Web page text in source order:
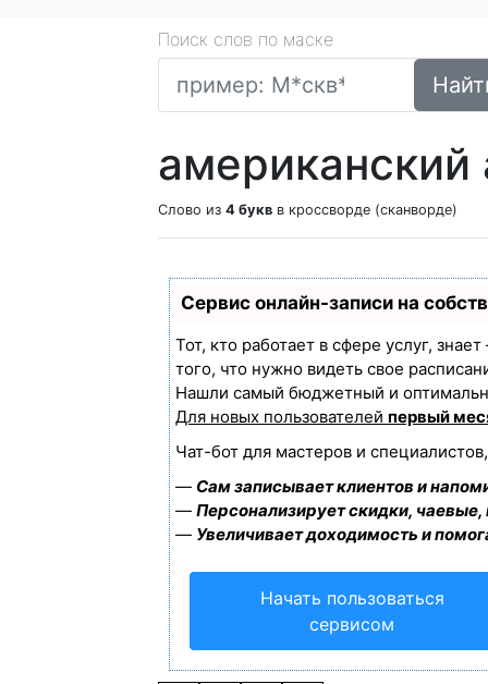
Поиск слов по маске
американский
Слово из 4 букв в кроссворде (сканворде)
Сервис онлайн-записи на
Тот, кто работает в сфере услуг,
того, что нужно видеть свое
Нашли самый бюджетный и
Для новых пользователей первый
Чат-бот для мастеров и
— Сам записывает клиентов и
— Персонализирует скидки,
— Увеличивает доходимость и
Начать пользоваться
сервисом